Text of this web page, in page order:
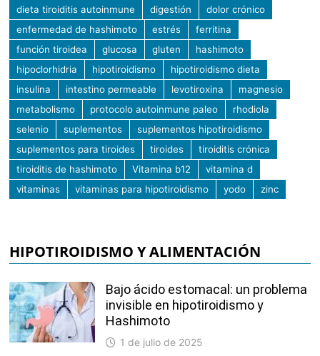
dieta tiroiditis autoinmune
digestión
dolor crónico
enfermedad de hashimoto
estrés
ferritina
función tiroidea
glucosa gluten
hashimoto
hipoclorhidria
hipotiroidismo
hipotiroidismo dieta
insulina
intestino permeable levotiroxina
magnesio
metabolismo
protocolo autoinmune paleo
rhodiola
selenio
suplementos
suplementos hipotiroidismo
suplementos para tiroides
tiroides
tiroiditis crónica
tiroiditis de hashimoto
Vitamina b12
vitamina d
vitaminas
vitaminas para hipotiroidismo yodo zinc
HIPOTIROIDISMO Y ALIMENTACIÓN
Bajo ácido estomacal: un problema
invisible en hipotiroidismo y
Hashimoto
1 de julio de 2025